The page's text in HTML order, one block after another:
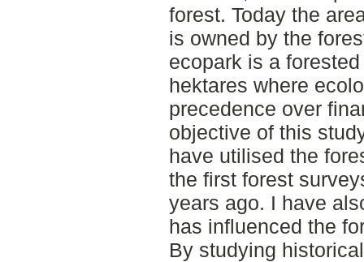
forest. Today the
is owned by the
ecopark is a
hektares where
precedence over
objective of this
have utilised the
the first forest
years ago. I have
has influenced the
By studying